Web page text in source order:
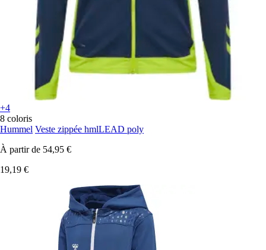
+4
8 coloris
Hummel Veste zippée hmlLEAD poly
À partir de 54,95 €
19,19 €